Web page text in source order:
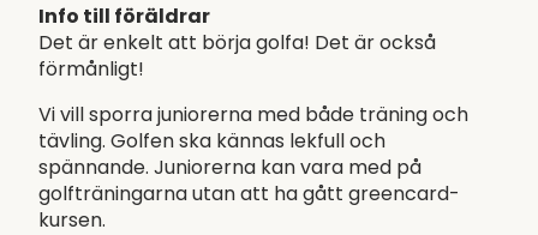
Info till föräldrar
Det är enkelt att börja golfa! Det är också
förmånligt!
Vi vill sporra juniorerna med både träning och
tävling. Golfen ska kännas lekfull och
spännande. Juniorerna kan vara med på
golfträningarna utan att ha gått greencard-
kursen.